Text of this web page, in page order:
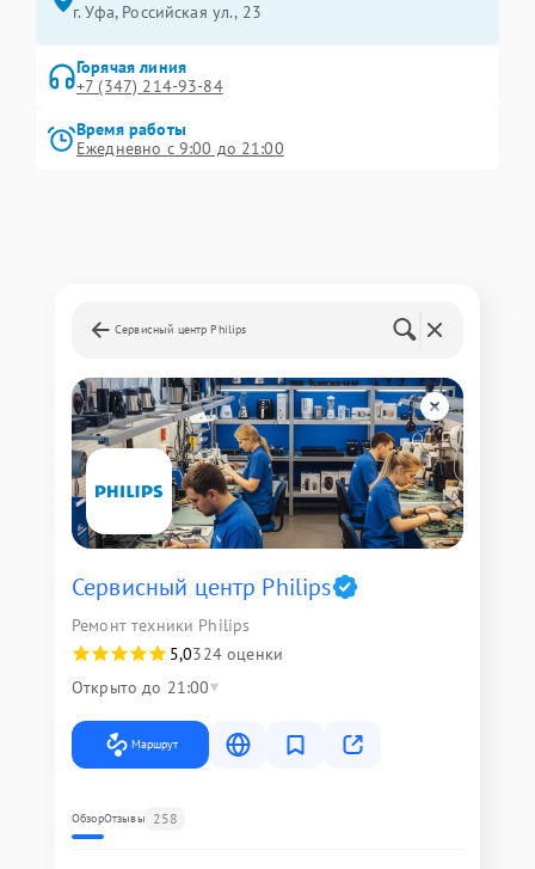
г. Уфа, Российская ул., 23
Горячая линия
+7 (347) 214-93-84
Время работы
Ежедневно с 9:00 до 21:00
Сервисный центр Philips
Сервисный центр Philips
Ремонт техники Philips
5,0324 оценки
Открыто до 21:00
Маршрут
ОбзорОтзывы 258